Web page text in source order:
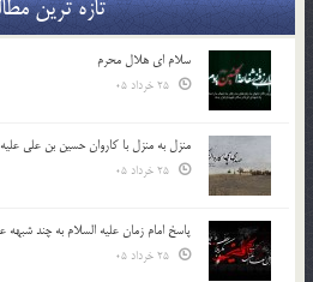
تازه ترین
سلام ای هلال محرم
منزل به منزل با کاروان حسین بن علی
پاسخ امام زمان علیه السلام به چند شبهه